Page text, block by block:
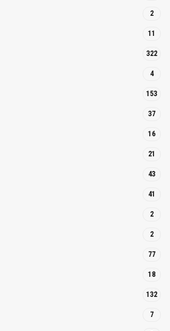
2
11
322
4
153
37
16
21
43
41
2
2
77
18
132
7